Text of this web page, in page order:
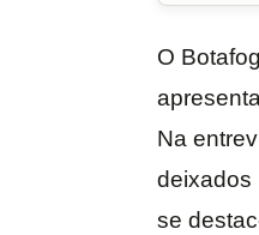
O
Na
deixados
se